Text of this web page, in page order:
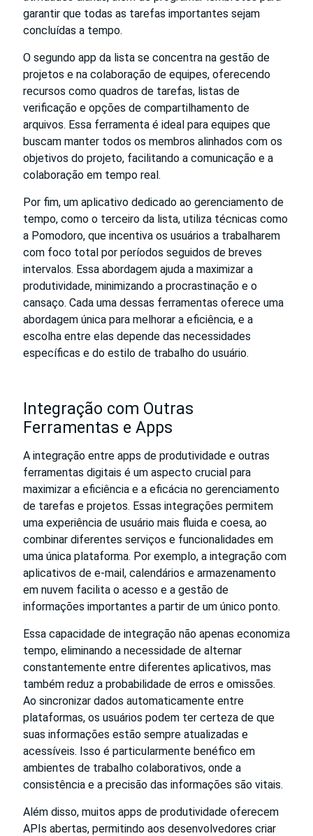
garantir que todas as tarefas importantes sejam
concluídas a tempo.
O segundo app da lista se concentra na gestão de
projetos e na colaboração de equipes, oferecendo
recursos como quadros de tarefas, listas de
verificação e opções de compartilhamento de
arquivos. Essa ferramenta é ideal para equipes que
buscam manter todos os membros alinhados com os
objetivos do projeto, facilitando a comunicação e a
colaboração em tempo real.
Por fim, um aplicativo dedicado ao gerenciamento de
tempo, como o terceiro da lista, utiliza técnicas como
a Pomodoro, que incentiva os usuários a trabalharem
com foco total por períodos seguidos de breves
intervalos. Essa abordagem ajuda a maximizar a
produtividade, minimizando a procrastinação e o
cansaço. Cada uma dessas ferramentas oferece uma
abordagem única para melhorar a eficiência, e a
escolha entre elas depende das necessidades
específicas e do estilo de trabalho do usuário.
Integração com Outras
Ferramentas e Apps
A integração entre apps de produtividade e outras
ferramentas digitais é um aspecto crucial para
maximizar a eficiência e a eficácia no gerenciamento
de tarefas e projetos. Essas integrações permitem
uma experiência de usuário mais fluida e coesa, ao
combinar diferentes serviços e funcionalidades em
uma única plataforma. Por exemplo, a integração com
aplicativos de e-mail, calendários e armazenamento
em nuvem facilita o acesso e a gestão de
informações importantes a partir de um único ponto.
Essa capacidade de integração não apenas economiza
tempo, eliminando a necessidade de alternar
constantemente entre diferentes aplicativos, mas
também reduz a probabilidade de erros e omissões.
Ao sincronizar dados automaticamente entre
plataformas, os usuários podem ter certeza de que
suas informações estão sempre atualizadas e
acessíveis. Isso é particularmente benéfico em
ambientes de trabalho colaborativos, onde a
consistência e a precisão das informações são vitais.
Além disso, muitos apps de produtividade oferecem
APIs abertas, permitindo aos desenvolvedores criar